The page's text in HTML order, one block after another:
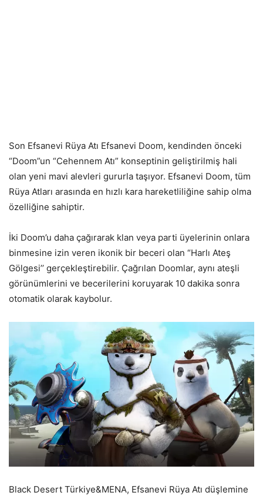
Son Efsanevi Rüya Atı Efsanevi Doom, kendinden önceki
“Doom”un “Cehennem Atı” konseptinin geliştirilmiş hali
olan yeni mavi alevleri gururla taşıyor. Efsanevi Doom, tüm
Rüya Atları arasında en hızlı kara hareketliliğine sahip olma
özelliğine sahiptir.
İki Doom’u daha çağırarak klan veya parti üyelerinin onlara
binmesine izin veren ikonik bir beceri olan “Harlı Ateş
Gölgesi’’ gerçekleştirebilir. Çağrılan Doomlar, aynı ateşli
görünümlerini ve becerilerini koruyarak 10 dakika sonra
otomatik olarak kaybolur.
Black Desert Türkiye&MENA, Efsanevi Rüya Atı düşlemine